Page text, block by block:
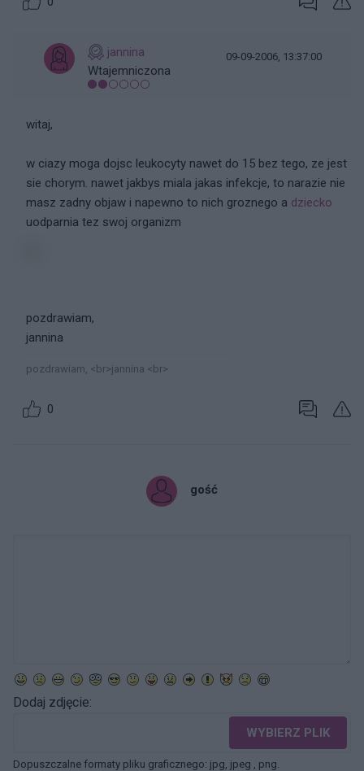
jannina
Wtajemniczona
09-09-2006, 13:37:00
witaj,
w ciazy moga dojsc leukocyty nawet do 15 bez tego, ze jest
sie chorym. nawet jakbys miala jakas infekcje, to narazie nie
masz zadny objaw i napewno to nich groznego a dziecko
uodparnia tez swoj organizm
pozdrawiam,
jannina
pozdrawiam, <br>jannina <br>
0
gość
Dodaj zdjęcie:
WYBIERZ PLIK
Dopuszczalne formaty pliku graficznego: jpg, jpeg , png.